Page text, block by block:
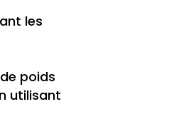
les
poids
utilisant